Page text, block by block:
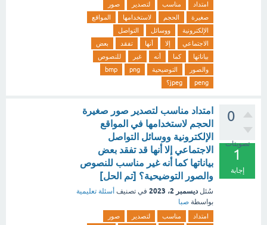
امتداد مناسب لتصدير
صور
صغيرة
الحجم لاستخدامها
المواقع
الإلكترونية
ووسائل
التواصل
الاجتماعي
إلا أنها تفقد
بعض
بياناتها
كما أنه غير
للنصوص
والصور
التوضيحية png
bmp
peng
jpeg؟
0
تصويتات
1
إجابة
امتداد مناسب لتصدير صور صغيرة
الحجم لاستخدامها في المواقع
الإلكترونية ووسائل التواصل
الاجتماعي إلا أنها قد تفقد بعض
بياناتها كما أنه غير مناسب للنصوص
والصور التوضيحية؟ [تم الحل]
سُئل ديسمبر 2، 2023 في تصنيف أسئلة تعليمية
بواسطة صبا
امتداد مناسب لتصدير
صور